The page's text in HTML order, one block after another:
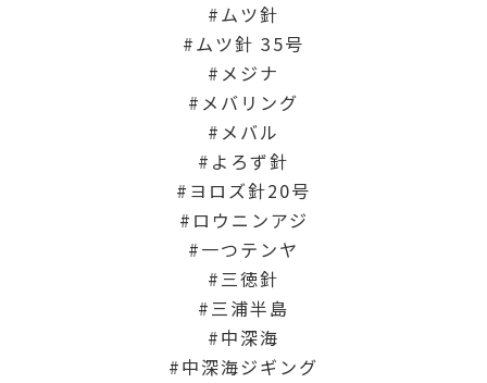
ムツ針
ムツ針 35号
メジナ
メバリング
メバル
よろず針
ヨロズ針20号
ロウニンアジ
一つテンヤ
三徳針
三浦半島
中深海
中深海ジギング